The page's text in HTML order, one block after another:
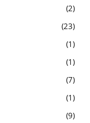
2
23
1
1
7
1
9